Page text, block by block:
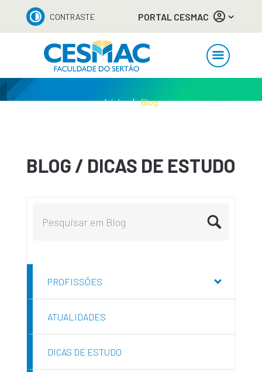
CONTRASTE PORTAL CESMAC
Início Blog
BLOG / DICAS DE ESTUDO
PROFISSÕES
ATUALIDADES
DICAS DE ESTUDO